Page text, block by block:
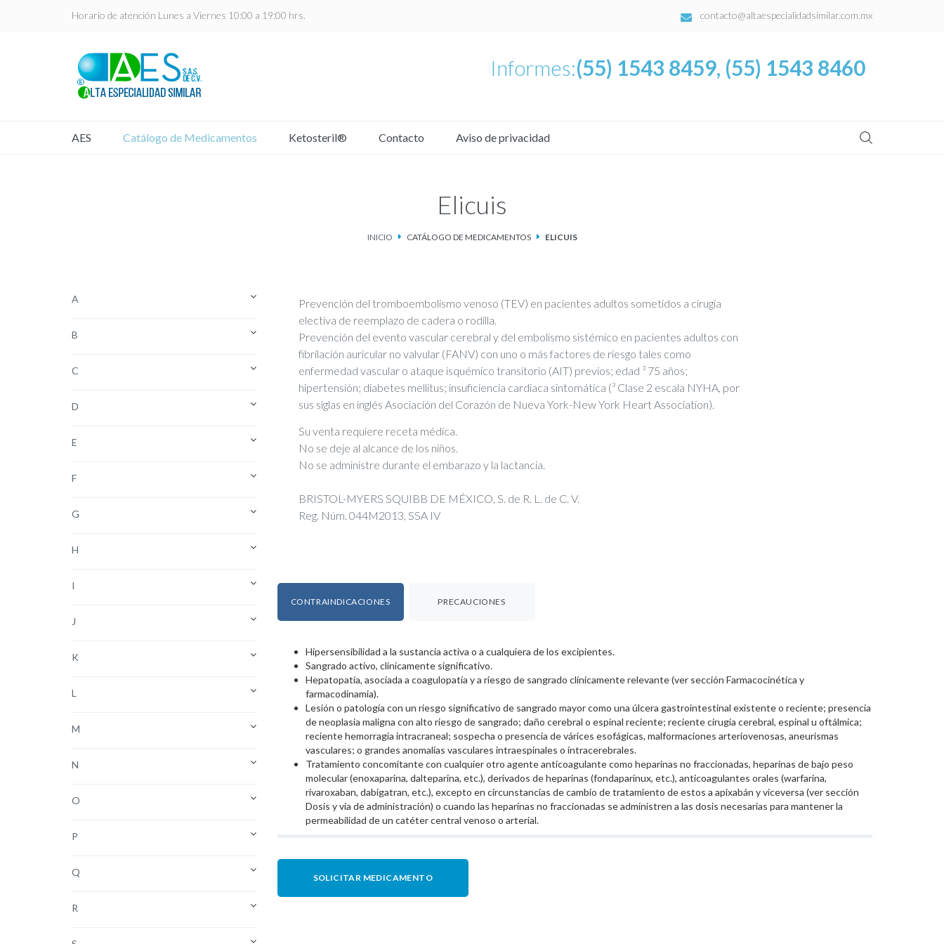
Horario de atención Lunes a Viernes 10:00 a 19:00 hrs. contacto@altaespecialidadsimilar.com.mx
Informes:(55) 1543 8459, (55) 1543 8460
AES Catálogo de Medicamentos Ketosteril® Contacto Aviso de privacidad
Elicuis
INICIO CATÁLOGO DE MEDICAMENTOS ELICUIS
A
B
C
D
E
F
G
H
I
J
K
L
M
N
O
P
Q
R
Prevención del tromboembolismo venoso (TEV) en pacientes adultos sometidos a cirugía
electiva de reemplazo de cadera o rodilla.
Prevención del evento vascular cerebral y del embolismo sistémico en pacientes adultos con
fibrilación auricular no valvular (FANV) con uno o más factores de riesgo tales como
enfermedad vascular o ataque isquémico transitorio (AIT) previos; edad ³ 75 años;
hipertensión; diabetes mellitus; insuficiencia cardiaca sintomática (³ Clase 2 escala NYHA, por
sus siglas en inglés Asociación del Corazón de Nueva York-New York Heart Association).
Su venta requiere receta médica.
No se deje al alcance de los niños.
No se administre durante el embarazo y la lactancia.
BRISTOL-MYERS SQUIBB DE MÉXICO, S. de R. L. de C. V.
Reg. Núm. 044M2013, SSA IV
CONTRAINDICACIONES PRECAUCIONES
Hipersensibilidad a la sustancia activa o a cualquiera de los excipientes.
Sangrado activo, clínicamente significativo.
Hepatopatía, asociada a coagulopatía y a riesgo de sangrado clínicamente relevante (ver sección Farmacocinética y
farmacodinamia).
Lesión o patología con un riesgo significativo de sangrado mayor como una úlcera gastrointestinal existente o reciente; presencia
de neoplasia maligna con alto riesgo de sangrado; daño cerebral o espinal reciente; reciente cirugía cerebral, espinal u oftálmica;
reciente hemorragia intracraneal; sospecha o presencia de várices esofágicas, malformaciones arteriovenosas, aneurismas
vasculares; o grandes anomalías vasculares intraespinales o intracerebrales.
Tratamiento concomitante con cualquier otro agente anticoagulante como heparinas no fraccionadas, heparinas de bajo peso
molecular (enoxaparina, dalteparina, etc.), derivados de heparinas (fondaparinux, etc.), anticoagulantes orales (warfarina,
rivaroxaban, dabigatran, etc.), excepto en circunstancias de cambio de tratamiento de estos a apixabán y viceversa (ver sección
Dosis y vía de administración) o cuando las heparinas no fraccionadas se administren a las dosis necesarias para mantener la
permeabilidad de un catéter central venoso o arterial.
SOLICITAR MEDICAMENTO